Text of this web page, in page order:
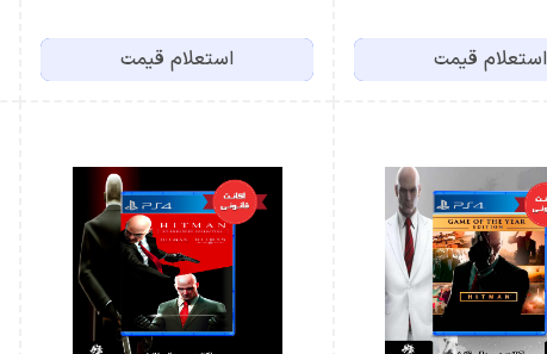
استعلام قیمت استعلام قیمت